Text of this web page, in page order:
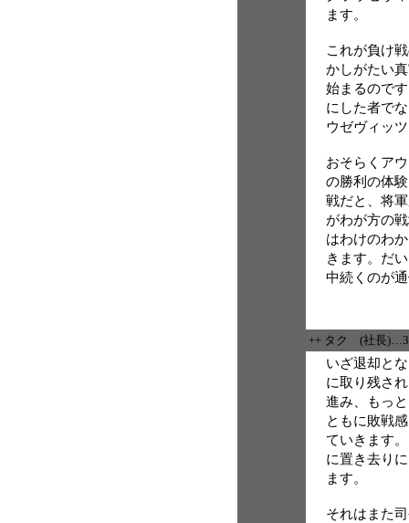
ます。
これが負け
かしがたい
始まるので
にした者で
ウゼヴィッ
おそらくア
の勝利の体
戦だと、将
がわが方の
はわけのわ
きます。だ
中続くのが
++ タク (社長
いざ退却と
に取り残さ
進み、もっ
ともに敗戦
ていきます
に置き去り
ます。
それはまた